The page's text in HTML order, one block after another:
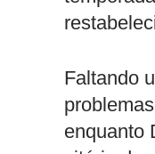
Faltando
enquanto